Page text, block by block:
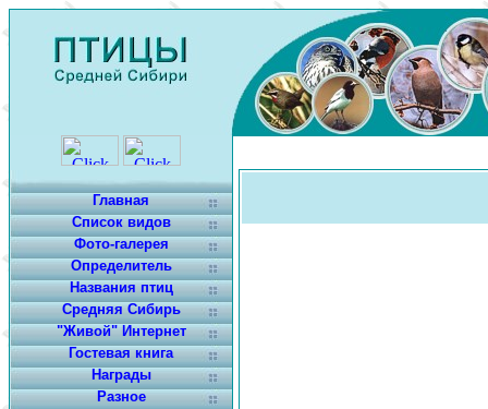
Главная
Список видов
Фото-галерея
Определитель
Названия птиц
Средняя Сибирь
"Живой" Интернет
Гостевая книга
Награды
Разное